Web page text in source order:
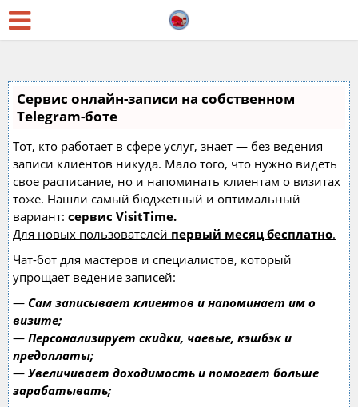
Сервис онлайн-записи на собственном
Telegram-боте
Тот, кто работает в сфере услуг, знает — без ведения
записи клиентов никуда. Мало того, что нужно видеть
свое расписание, но и напоминать клиентам о визитах
тоже. Нашли самый бюджетный и оптимальный
вариант: сервис VisitTime.
Для новых пользователей первый месяц бесплатно.
Чат-бот для мастеров и специалистов, который
упрощает ведение записей:
— Сам записывает клиентов и напоминает им о
визите;
— Персонализирует скидки, чаевые, кэшбэк и
предоплаты;
— Увеличивает доходимость и помогает больше
зарабатывать;